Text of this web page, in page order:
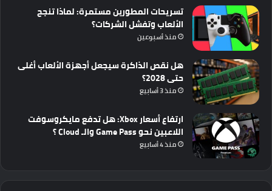
تسريحات المطورين مستمرة: لماذا تنجح
الألعاب وتفشل الشركات؟
منذ أسبوعين
هل نقص الذاكرة سيجعل أجهزة الألعاب أغلى
حتى 2028؟
منذ 3 أسابيع
ارتفاع أسعار Xbox: هل تدفع مايكروسوفت
اللاعبين نحو Game Pass والـ Cloud ؟
منذ 4 أسابيع